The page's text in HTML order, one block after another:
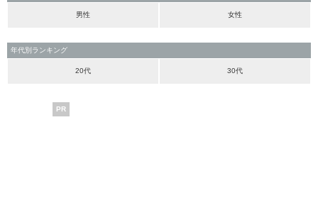
男性 女性
年代別ランキング
20代 30代
PR